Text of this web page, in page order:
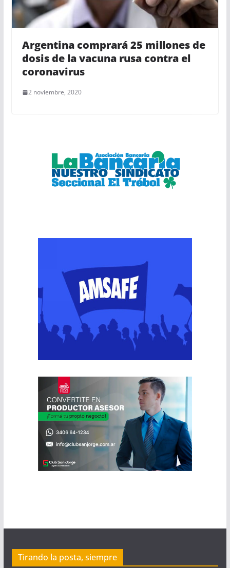
Argentina comprará 25 millones de
dosis de la vacuna rusa contra el
coronavirus
2 noviembre, 2020
Tirando la posta, siempre